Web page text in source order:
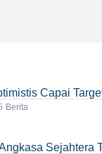
Capai
Berita
Sejahtera